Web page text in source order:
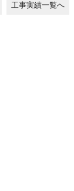
工事実績一覧へ